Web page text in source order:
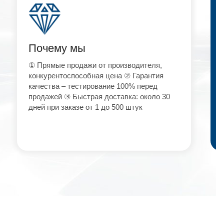
Почему мы
① Прямые продажи от производителя,
конкурентоспособная цена ② Гарантия
качества – тестирование 100% перед
продажей ③ Быстрая доставка: около 30
дней при заказе от 1 до 500 штук